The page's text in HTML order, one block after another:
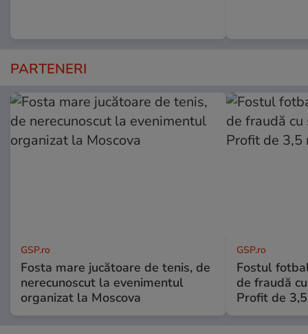
PARTENERI
GSP.ro
Fosta mare jucătoare de tenis, de
nerecunoscut la evenimentul
organizat la Moscova
GSP.ro
Fostul
de fraudă
Profit de